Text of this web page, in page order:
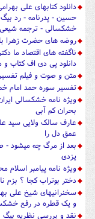
دانلود کتابهای علی
حسین - پدرنامه - رد
خشکسالی - ترجمه شیعی
روضه های حضرت زهرا
ناگفته های اقتصاد ما
دانلود پی دی اف کتاب و
متن و صوت و فیلم تفسیر
تفسیر سوره حمد امام
ویژه نامه خشکسالی
بحران کم آبی
عارف سالک ولایی سید
عمق دل را
بعد از مرگ چه میشود -
یزدی
ویژه نامه پیامبر
دختر بوتراب کجا ؟
سخنرانیهای شیخ علی
و یک قطره در رفع
نقد و بررسی نظریه بیگ